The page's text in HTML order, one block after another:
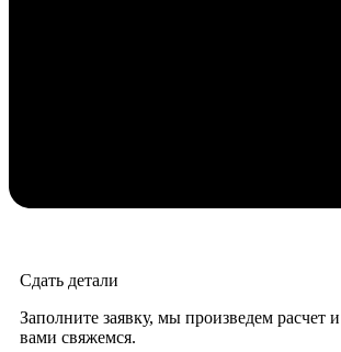
Сдать детали
Заполните заявку, мы произведем расчет
вами свяжемся.